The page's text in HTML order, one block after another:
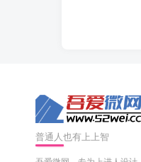
普通人也有上上智